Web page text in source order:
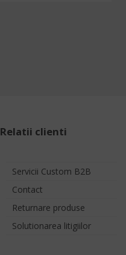
Relatii clienti
Servicii Custom B2B
Contact
Returnare produse
Solutionarea litigiilor